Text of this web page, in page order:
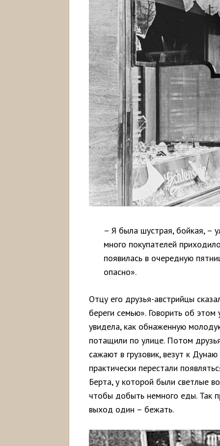
– Я была шустрая, бойкая, –
много покупателей
появилась в очередную
опасно».
Отцу его друзья-австрийцы
береги семью». Говорить об
увидела, как обнаженную
потащили по улице. Потом
сажают в грузовик, везут к
практически перестали
Берта, у которой были светлые
чтобы добыть немного еды. Так
выход один – бежать.